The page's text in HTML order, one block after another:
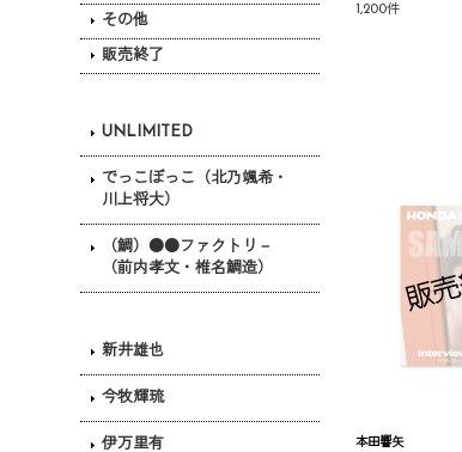
その他
販売終了
UNLIMITED
でっこぼっこ（北乃颯希・
川上将大）
（鯛）●●ファクトリ－
（前内孝文・椎名鯛造）
新井雄也
今牧輝琉
伊万里有
1,200件
本田響矢